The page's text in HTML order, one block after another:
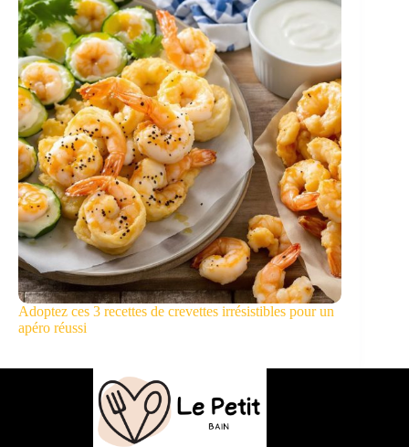
Adoptez ces 3 recettes de crevettes irrésistibles pour un
apéro réussi